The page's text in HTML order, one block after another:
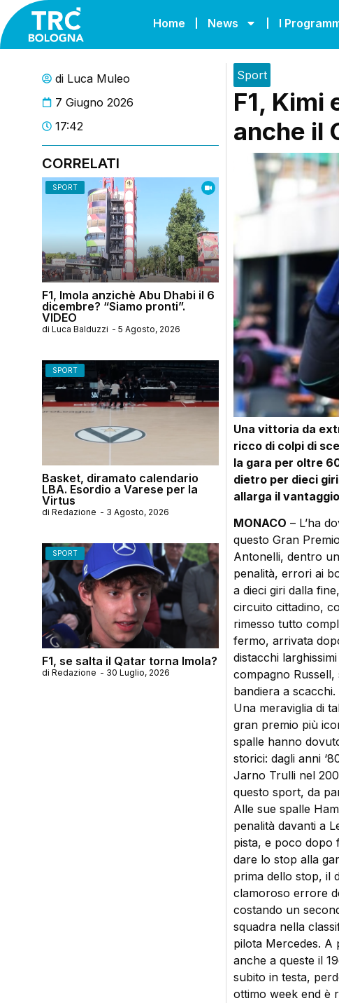
Home News I
di Luca Muleo
7 Giugno 2026
17:42
CORRELATI
SPORT
F1, Imola anzichè Abu Dhabi il 6
dicembre? “Siamo pronti”.
VIDEO
di Luca Balduzzi - 5 Agosto, 2026
SPORT
Basket, diramato calendario
LBA. Esordio a Varese per la
Virtus
di Redazione - 3 Agosto, 2026
SPORT
F1, se salta il Qatar torna Imola?
di Redazione - 30 Luglio, 2026
Sport
F1, Kimi
anche il
Una vittoria da
ricco di colpi di
la gara per oltre
dietro per dieci
allarga il
MONACO – L’ha
questo Gran
Antonelli, dentro
penalità, errori ai
a dieci giri dalla
circuito cittadino,
rimesso tutto
fermo, arrivata
distacchi
compagno Russell,
bandiera a scacchi.
Una meraviglia di
gran premio più
spalle hanno
storici: dagli anni
Jarno Trulli nel
questo sport, da
Alle sue spalle
penalità davanti a
pista, e poco dopo
dare lo stop alla
prima dello stop, il
clamoroso errore
costando un
squadra nella
pilota Mercedes. A
anche a queste il
subito in testa,
ottimo week end è